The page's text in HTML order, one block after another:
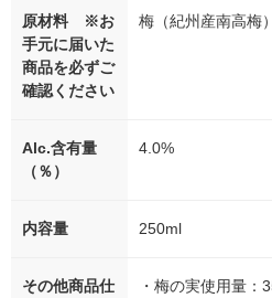
原材料 ※お
手元に届いた
商品を必ずご
確認ください
梅（紀州産南高梅
Alc.含有量
（％）
4.0%
内容量 250ml
その他商品仕
・梅の実使用量：